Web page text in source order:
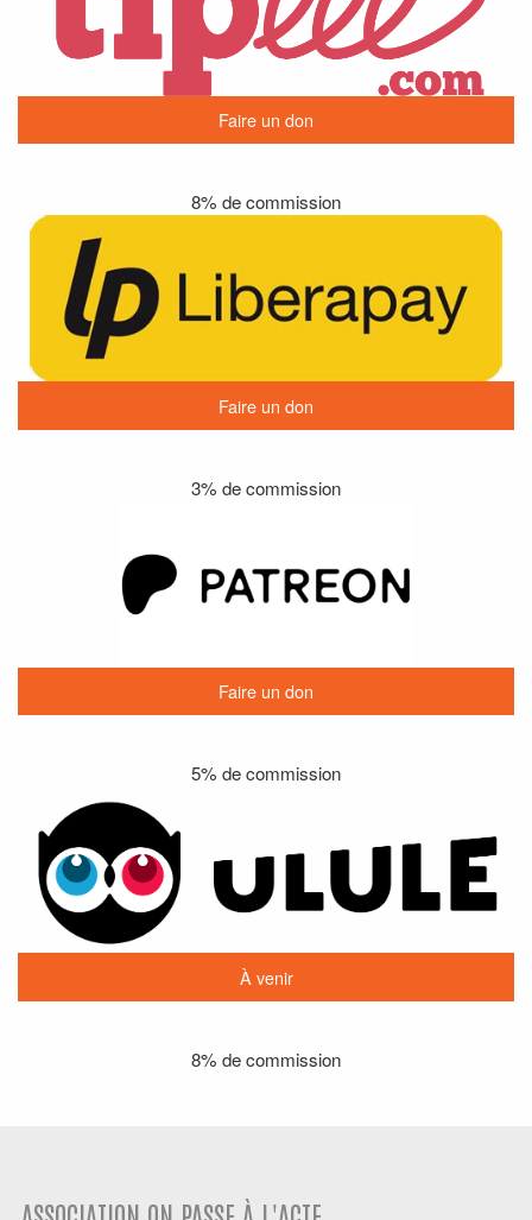
Faire un don
8% de commission
Faire un don
3% de commission
Faire un don
5% de commission
À venir
8% de commission